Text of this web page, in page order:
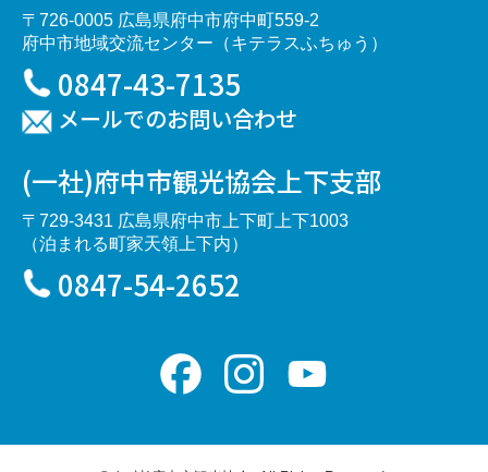
〒726-0005 広島県府中市府中町559-2
府中市地域交流センター（キテラスふちゅう）
0847-43-7135
メールでのお問い合わせ
(一社)府中市観光協会上下支部
〒729-3431 広島県府中市上下町上下1003
（泊まれる町家天領上下内）
0847-54-2652
Facebook Instagram